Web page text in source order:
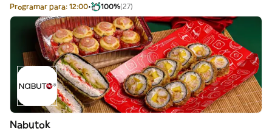
Programar para: 12:00 100%(27)
Nabutok